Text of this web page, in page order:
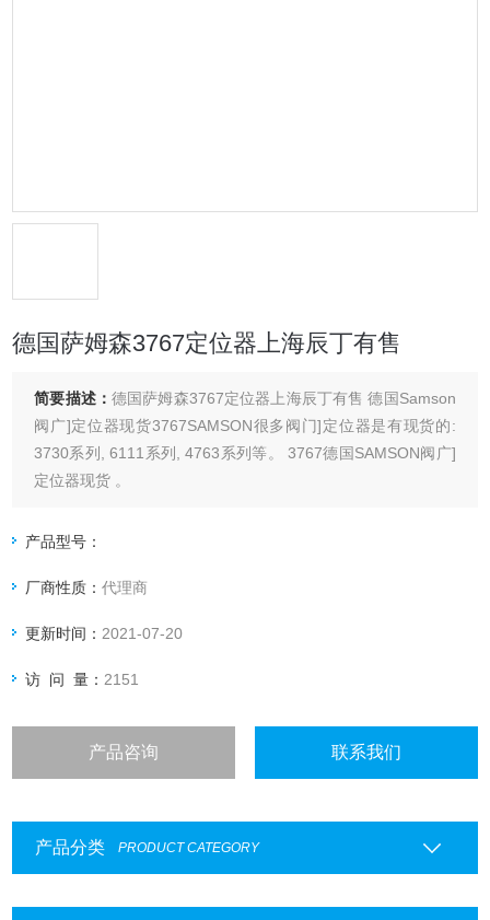
德国萨姆森3767定位器上海辰丁有售
简要描述： 德国萨姆森3767定位器上海辰丁有售 德国Samson
阀广]定位器现货3767SAMSON很多阀门]定位器是有现货的:
3730系列, 6111系列, 4763系列等。 3767德国SAMSON阀广]
定位器现货 。
产品型号：
厂商性质：代理商
更新时间： 2021-07-20
访 问 量： 2151
产品咨询 联系我们
产品分类 PRODUCT CATEGORY